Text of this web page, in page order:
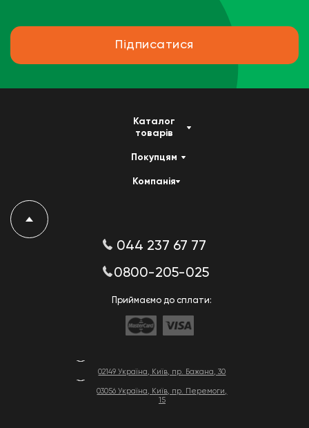
Підписатися
02149 Україна, Київ, пр. Бажана, 30
03056 Україна, Київ, пр. Перемоги,
15
Каталог
товарів
Покупцям
Компанія
044 237 67 77
0800-205-025
Приймаємо до сплати: